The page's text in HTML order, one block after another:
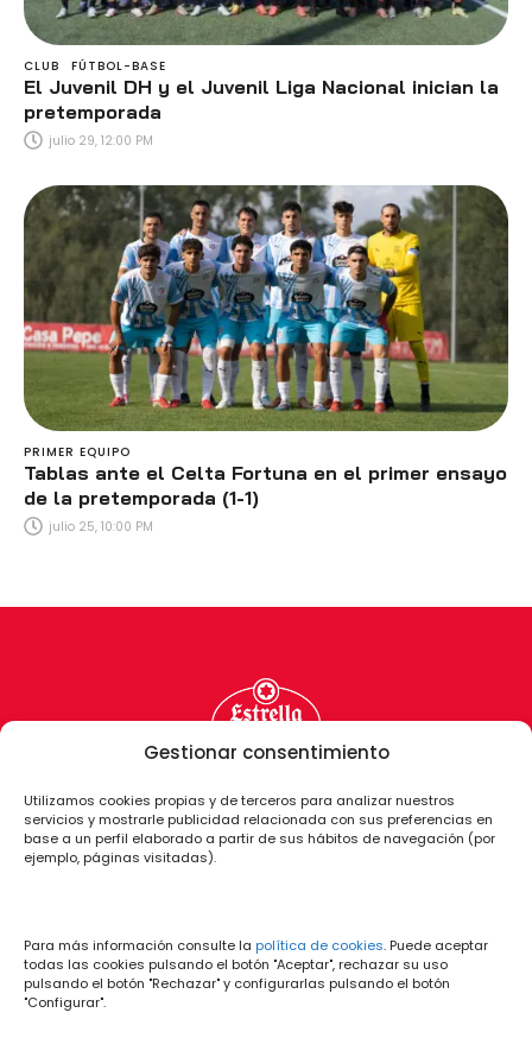
Gestionar consentimiento
Utilizamos cookies propias y de terceros para analizar nuestros
servicios y mostrarle publicidad relacionada con sus preferencias en
base a un perfil elaborado a partir de sus hábitos de navegación (por
ejemplo, páginas visitadas).
Para más información consulte la política de cookies. Puede aceptar
todas las cookies pulsando el botón "Aceptar", rechazar su uso
pulsando el botón "Rechazar" y configurarlas pulsando el botón
"Configurar".
CLUB FÚTBOL-BASE
El Juvenil DH y el Juvenil Liga Nacional inician la
pretemporada
julio 29, 12:00 PM
PRIMER EQUIPO
Tablas ante el Celta Fortuna en el primer ensayo
de la pretemporada (1-1)
julio 25, 10:00 PM